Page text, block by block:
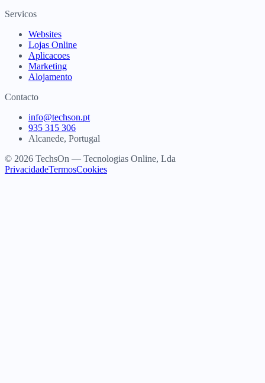
Servicos
Websites
Lojas Online
Aplicacoes
Marketing
Alojamento
Contacto
info@techson.pt
935 315 306
Alcanede, Portugal
© 2026 TechsOn — Tecnologias Online, Lda
PrivacidadeTermosCookies